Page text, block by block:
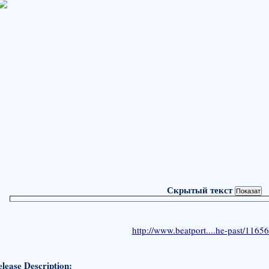
Скрытый текст
http://www.beatport....he-past/
Description: